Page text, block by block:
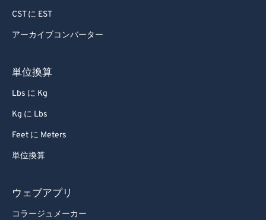
CST に EST
アーカイブコンバーター
単位換算
Lbs に Kg
Kg に Lbs
Feet に Meters
単位換算
ウェブアプリ
コラージュメーカー